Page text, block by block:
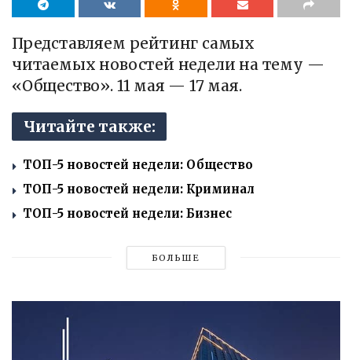
Представляем рейтинг самых
читаемых новостей недели на тему —
«Общество». 11 мая — 17 мая.
Читайте также:
ТОП-5 новостей недели: Общество
ТОП-5 новостей недели: Криминал
ТОП-5 новостей недели: Бизнес
БОЛЬШЕ